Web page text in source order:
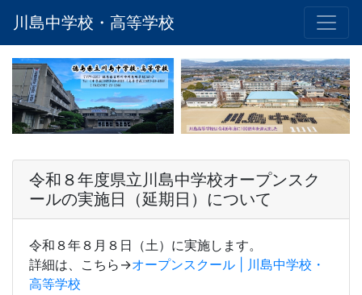
川島中学校・高等学校
令和８年度県立川島中学校オープンスク
ールの実施日（延期日）について
令和８年８月８日（土）に実施します。
詳細は、こちら→オープンスクール | 川島中学校・
高等学校